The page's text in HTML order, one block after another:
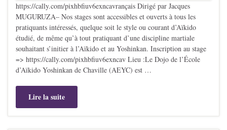
https://cally.com/pixhbfiuv6exncavrançais Dirigé par Jacques
MUGURUZA– Nos stages sont accessibles et ouverts à tous les
pratiquants intéressés, quelque soit le style ou courant d’Aïkido
étudié, de même qu’à tout pratiquant d’une discipline martiale
souhaitant s’initier à l’Aïkido et au Yoshinkan. Inscription au stage
=> https://cally.com/pixhbfiuv6exncav Lieu :Le Dojo de l’École
d’Aïkido Yoshinkan de Chaville (AEYC) est …
Lire la suite